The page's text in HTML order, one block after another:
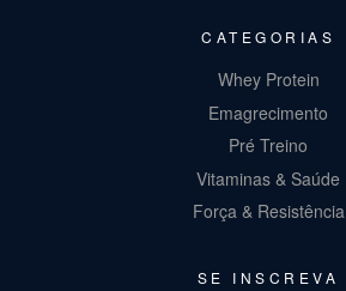
CATEGORIAS
Whey Protein
Emagrecimento
Pré Treino
Vitaminas & Saúde
Força & Resistência
SE INSCREVA